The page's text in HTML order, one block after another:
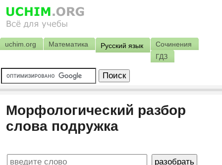
uchim.org Математика Русский язык
Сочинения
ГДЗ
Морфологический разбор
слова подружка